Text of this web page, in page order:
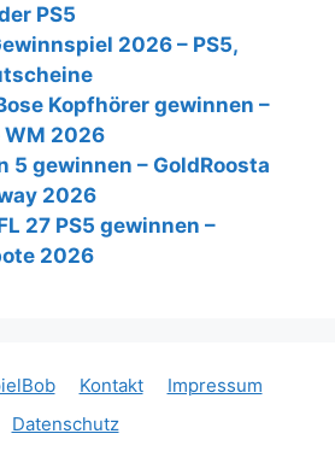
PS5
2026 – PS5,
Kopfhörer gewinnen –
WM 2026
5 gewinnen – GoldRoosta
2026
27 PS5 gewinnen –
2026
Kontakt
Impressum
Datenschutz